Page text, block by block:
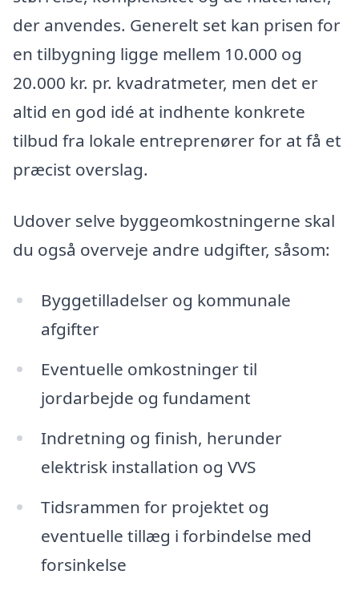
der anvendes. Generelt set kan prisen for
en tilbygning ligge mellem 10.000 og
20.000 kr. pr. kvadratmeter, men det er
altid en god idé at indhente konkrete
tilbud fra lokale entreprenører for at få et
præcist overslag.
Udover selve byggeomkostningerne skal
du også overveje andre udgifter, såsom:
Byggetilladelser og kommunale
afgifter
Eventuelle omkostninger til
jordarbejde og fundament
Indretning og finish, herunder
elektrisk installation og VVS
Tidsrammen for projektet og
eventuelle tillæg i forbindelse med
forsinkelse